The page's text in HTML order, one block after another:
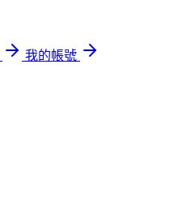
我的帳號